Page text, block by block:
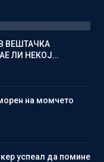
ВЕШТАЧКА
ЛИ НЕКОЈ…
на момчето
успеал да помине